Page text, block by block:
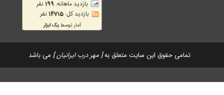
تمامی حقوق این سایت متعلق به[ مهر درب ایرانیان ] می باشد